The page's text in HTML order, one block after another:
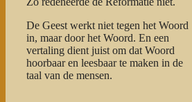
De Geest werkt niet tegen het Woord
in, maar door het Woord. En een
vertaling dient juist om dat Woord
hoorbaar en leesbaar te maken in de
taal van de mensen.